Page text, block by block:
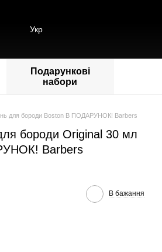
Укр
Подарункові
набори
для бороди Boston В ПОДАРУНОК! Barbers
бороди Original 30 мл
Barbers
В бажання